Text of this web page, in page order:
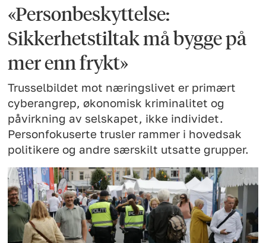
«Personbeskyttelse:
Sikkerhetstiltak må bygge på
mer enn frykt»
Trusselbildet mot næringslivet er primært
cyberangrep, økonomisk kriminalitet og
påvirkning av selskapet, ikke individet.
Personfokuserte trusler rammer i hovedsak
politikere og andre særskilt utsatte grupper.